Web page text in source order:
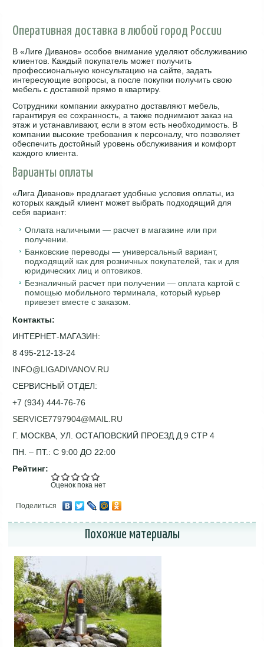
Оперативная доставка в любой город России
В «Лиге Диванов» особое внимание уделяют обслуживанию
клиентов. Каждый покупатель может получить
профессиональную консультацию на сайте, задать
интересующие вопросы, а после покупки получить свою
мебель с доставкой прямо в квартиру.
Сотрудники компании аккуратно доставляют мебель,
гарантируя ее сохранность, а также поднимают заказ на
этаж и устанавливают, если в этом есть необходимость. В
компании высокие требования к персоналу, что позволяет
обеспечить достойный уровень обслуживания и комфорт
каждого клиента.
Варианты оплаты
«Лига Диванов» предлагает удобные условия оплаты, из
которых каждый клиент может выбрать подходящий для
себя вариант:
Оплата наличными — расчет в магазине или при
получении.
Банковские переводы — универсальный вариант,
подходящий как для розничных покупателей, так и для
юридических лиц и оптовиков.
Безналичный расчет при получении — оплата картой с
помощью мобильного терминала, который курьер
привезет вместе с заказом.
Контакты:
ИНТЕРНЕТ-МАГАЗИН:
8 495-212-13-24
INFO@LIGADIVANOV.RU
СЕРВИСНЫЙ ОТДЕЛ:
+7 (934) 444-76-76
SERVICE7797904@MAIL.RU
Г. МОСКВА, УЛ. ОСТАПОВСКИЙ ПРОЕЗД Д.9 СТР 4
ПН. – ПТ.: С 9:00 ДО 22:00
Рейтинг:
Оценок пока нет
Поделиться
Похожие материалы